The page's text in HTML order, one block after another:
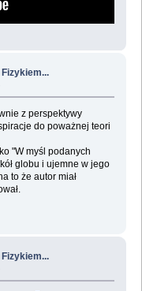
z perspektywy
do poważnej teori
"W myśl podanych
globu i ujemne w jego
to że autor miał